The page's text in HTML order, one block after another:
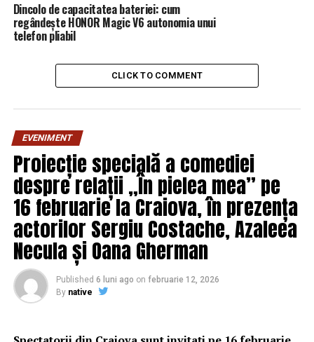
Dincolo de capacitatea bateriei: cum
regândește HONOR Magic V6 autonomia unui
telefon pliabil
CLICK TO COMMENT
EVENIMENT
Proiecție specială a comediei
despre relații „În pielea mea” pe
16 februarie la Craiova, în prezența
actorilor Sergiu Costache, Azaleea
Necula și Oana Gherman
Published 6 luni ago on februarie 12, 2026
By native